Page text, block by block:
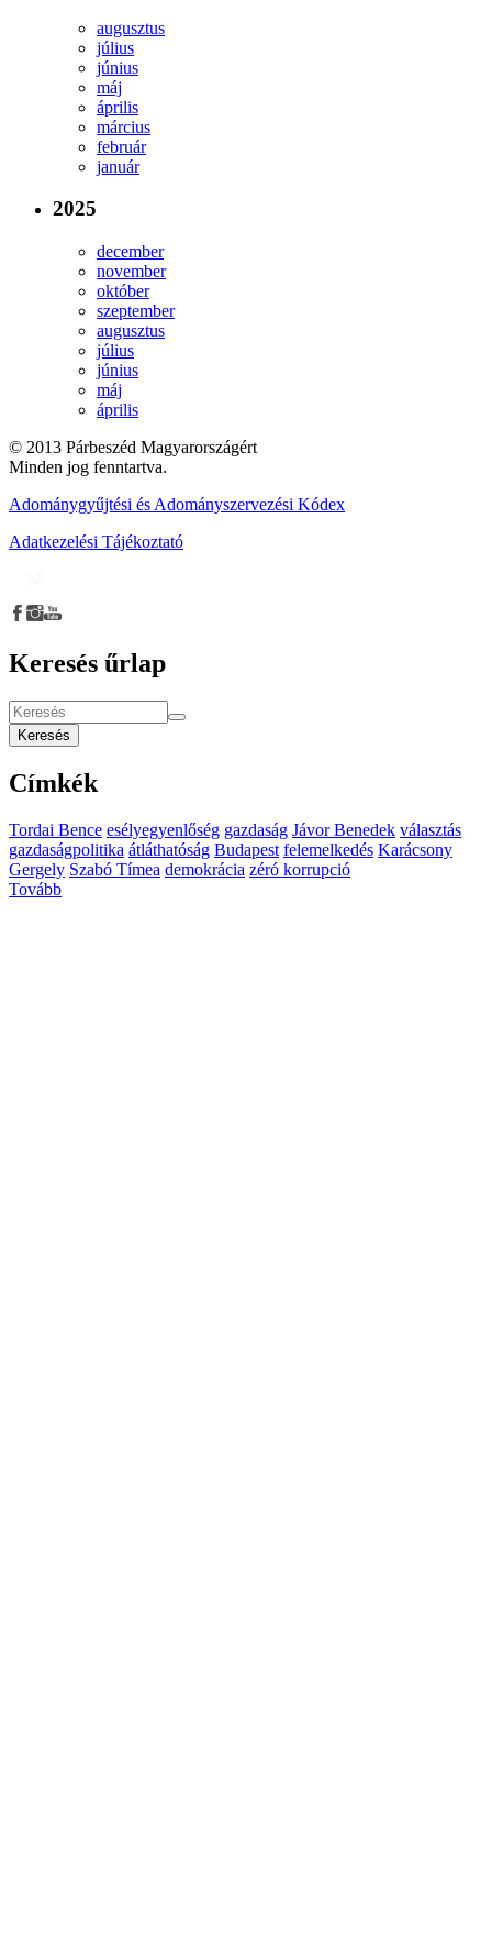
augusztus
július
június
máj
április
március
február
január
2025
december
november
október
szeptember
augusztus
július
június
máj
április
© 2013 Párbeszéd Magyarországért
Minden jog fenntartva.
Adománygyűjtési és Adományszervezési Kódex
Adatkezelési Tájékoztató
Keresés űrlap
Keresés
Címkék
Tordai Bence esélyegyenlőség gazdaság Jávor Benedek választás
gazdaságpolitika átláthatóság Budapest felemelkedés Karácsony
Gergely Szabó Tímea demokrácia zéró korrupció
Tovább